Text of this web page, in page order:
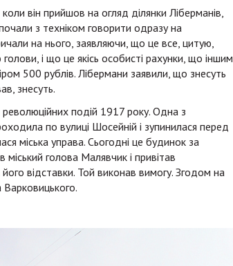
він прийшов на огляд ділянки Ліберманів,
з техніком говорити одразу на
на нього, заявляючи, що це все, цитую,
і що це якісь особисті рахунки, що іншим
500 рублів. Лібермани заявили, що знесуть
знесуть.
подій 1917 року. Одна з
по вулиці Шосейній і зупинилася перед
міська управа. Сьогодні це будинок за
голова Малявчик і привітав
відставки. Той виконав вимогу. Згодом на
Варковицького.